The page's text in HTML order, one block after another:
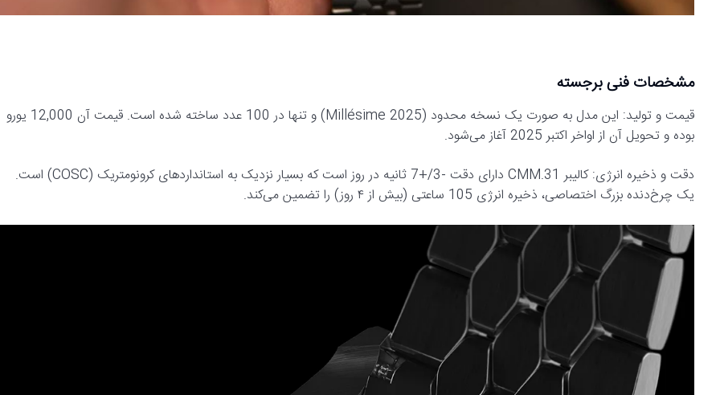
مشخصات فنی برجسته
قیمت و تولید: این مدل به صورت یک نسخه محدود (Millésime 2025) و تنها در 100 عدد ساخته شده است. قیمت آن 12,000 یورو
بوده و تحویل آن از اواخر اکتبر 2025 آغاز می‌شود.
دقت و ذخیره انرژی: کالیبر CMM.31 دارای دقت -3/+7 ثانیه در روز است که بسیار نزدیک به استانداردهای کرونومتریک (COSC) است.
یک چرخ‌دنده بزرگ اختصاصی، ذخیره انرژی 105 ساعتی (بیش از ۴ روز) را تضمین می‌کند.